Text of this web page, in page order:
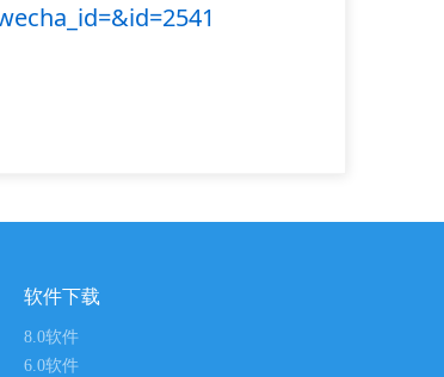
软件下载
8.0软件
6.0软件